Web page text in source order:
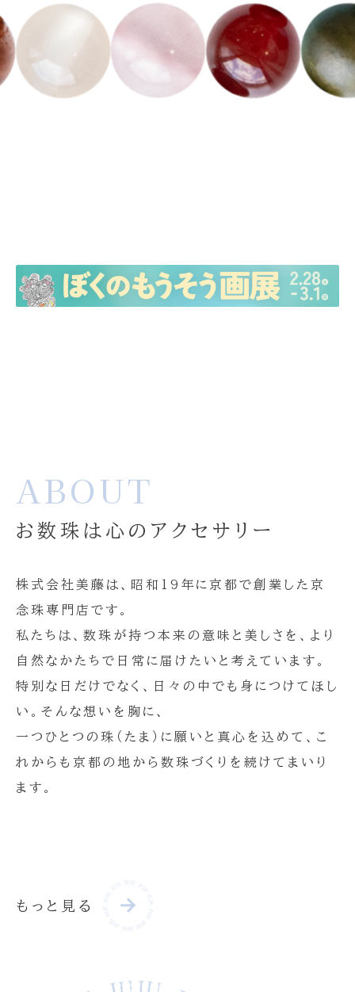
ABOUT
お数珠は心のアクセサリー
株式会社美藤は、昭和19年に京都で創業した京
念珠専門店です。
私たちは、数珠が持つ本来の意味と美しさを、より
自然なかたちで日常に届けたいと考えています。
特別な日だけでなく、日々の中でも身につけてほし
い。そんな想いを胸に、
一つひとつの珠（たま）に願いと真心を込めて、こ
れからも京都の地から数珠づくりを続けてまいり
ます。
もっと見る